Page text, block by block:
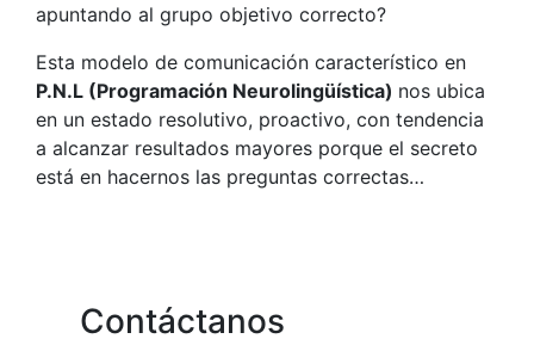
apuntando al grupo objetivo correcto?
Esta modelo de comunicación característico en
P.N.L (Programación Neurolingüística) nos ubica
en un estado resolutivo, proactivo, con tendencia
a alcanzar resultados mayores porque el secreto
está en hacernos las preguntas correctas…
Contáctanos